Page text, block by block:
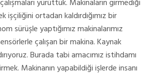
yürüttük. Makinaların girmediği
işçiliğini ortadan kaldırdığımız bir
sürüşle yaptığımız makinalarımız
çalışan bir makina. Kaynak
Burada tabi amacımız istihdamı
Makinanın yapabildiği işlerde insanı